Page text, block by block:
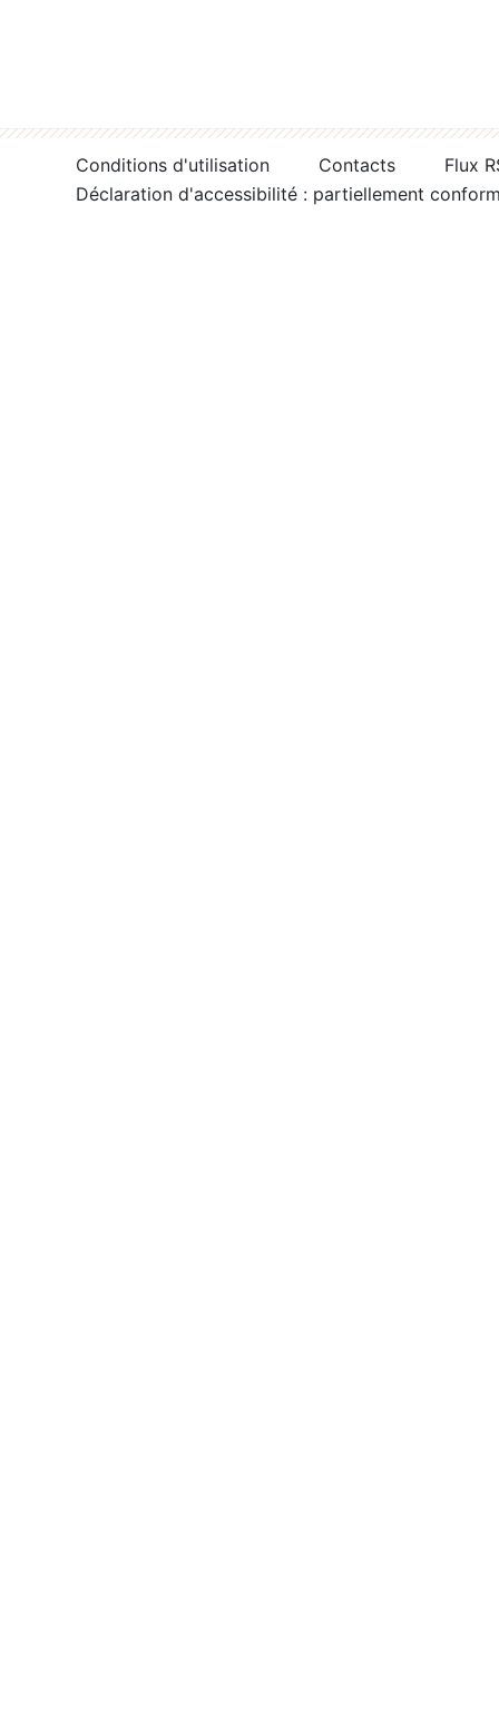
Conditions d'utilisation Contacts
Flux
Déclaration d'accessibilité : partiellement